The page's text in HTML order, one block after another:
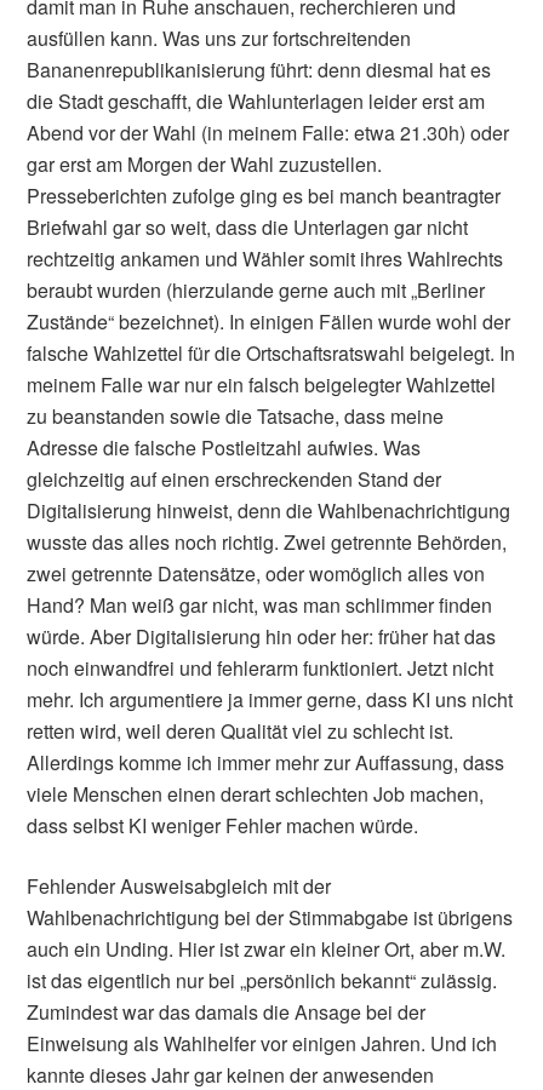
damit man in Ruhe anschauen, recherchieren und
ausfüllen kann. Was uns zur fortschreitenden
Bananenrepublikanisierung führt: denn diesmal hat es
die Stadt geschafft, die Wahlunterlagen leider erst am
Abend vor der Wahl (in meinem Falle: etwa 21.30h) oder
gar erst am Morgen der Wahl zuzustellen.
Presseberichten zufolge ging es bei manch beantragter
Briefwahl gar so weit, dass die Unterlagen gar nicht
rechtzeitig ankamen und Wähler somit ihres Wahlrechts
beraubt wurden (hierzulande gerne auch mit „Berliner
Zustände“ bezeichnet). In einigen Fällen wurde wohl der
falsche Wahlzettel für die Ortschaftsratswahl beigelegt. In
meinem Falle war nur ein falsch beigelegter Wahlzettel
zu beanstanden sowie die Tatsache, dass meine
Adresse die falsche Postleitzahl aufwies. Was
gleichzeitig auf einen erschreckenden Stand der
Digitalisierung hinweist, denn die Wahlbenachrichtigung
wusste das alles noch richtig. Zwei getrennte Behörden,
zwei getrennte Datensätze, oder womöglich alles von
Hand? Man weiß gar nicht, was man schlimmer finden
würde. Aber Digitalisierung hin oder her: früher hat das
noch einwandfrei und fehlerarm funktioniert. Jetzt nicht
mehr. Ich argumentiere ja immer gerne, dass KI uns nicht
retten wird, weil deren Qualität viel zu schlecht ist.
Allerdings komme ich immer mehr zur Auffassung, dass
viele Menschen einen derart schlechten Job machen,
dass selbst KI weniger Fehler machen würde.
Fehlender Ausweisabgleich mit der
Wahlbenachrichtigung bei der Stimmabgabe ist übrigens
auch ein Unding. Hier ist zwar ein kleiner Ort, aber m.W.
ist das eigentlich nur bei „persönlich bekannt“ zulässig.
Zumindest war das damals die Ansage bei der
Einweisung als Wahlhelfer vor einigen Jahren. Und ich
kannte dieses Jahr gar keinen der anwesenden